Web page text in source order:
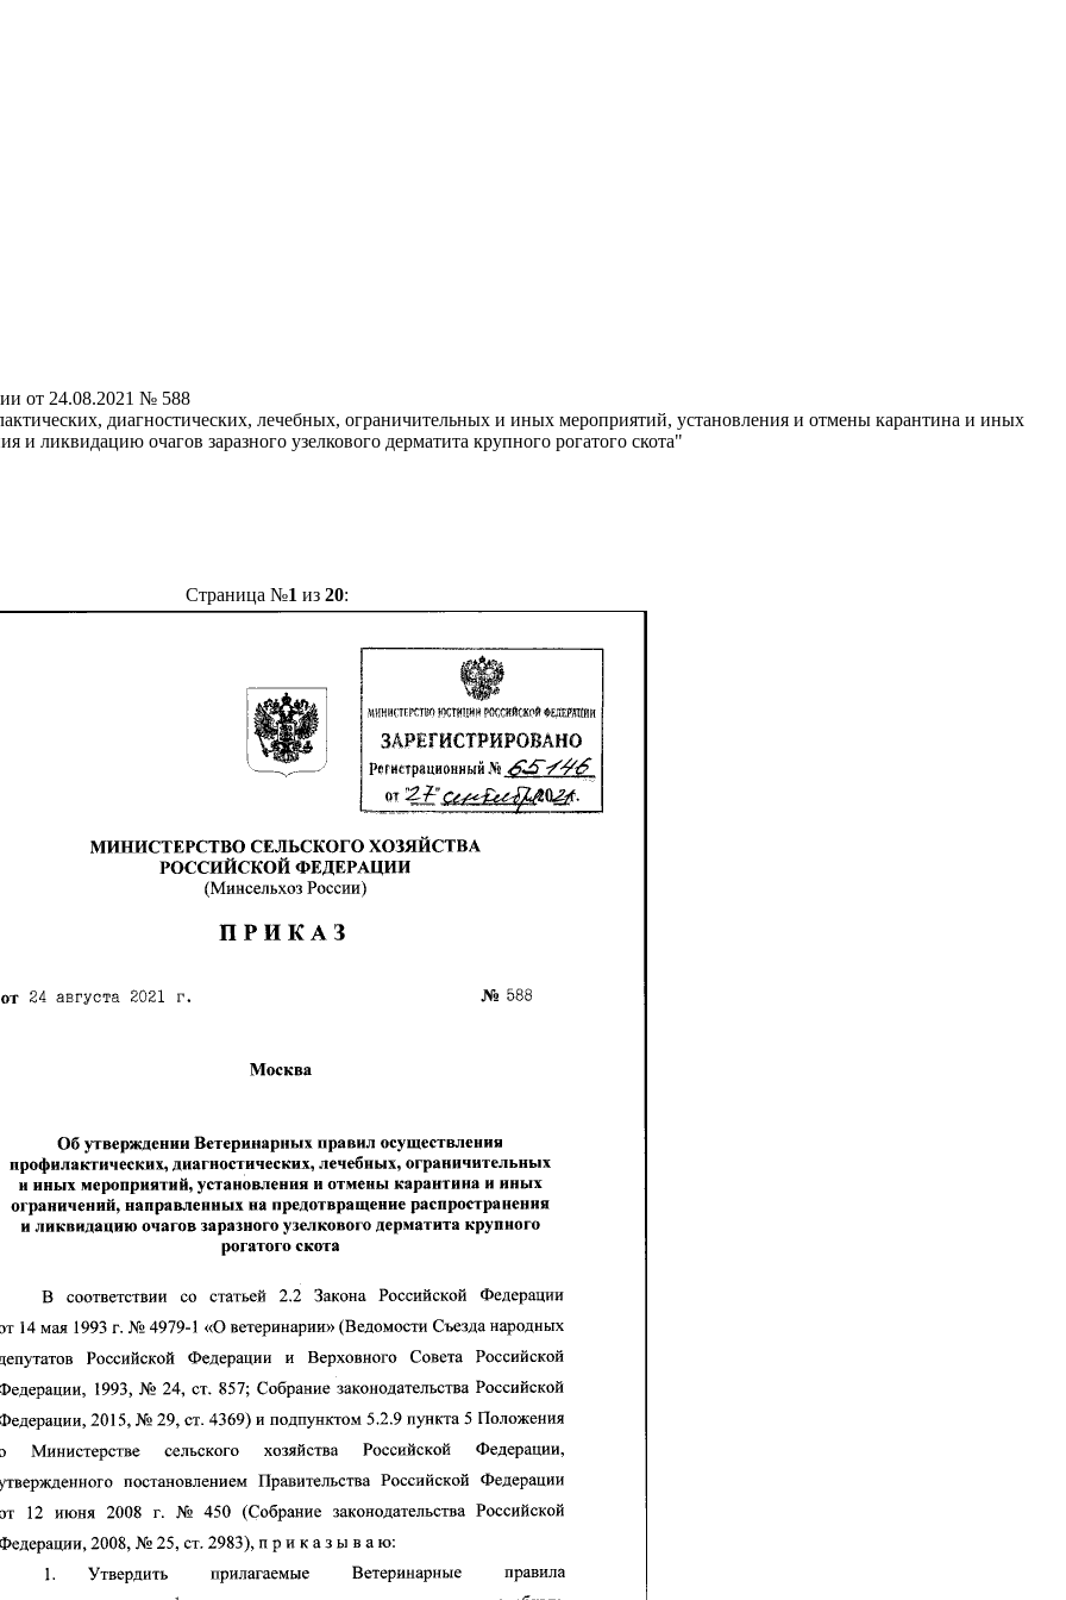
от 24.08.2021 № 588
диагностических, лечебных, ограничительных и иных мероприятий, установления и отмены карантина и иных
ликвидацию очагов заразного узелкового дерматита крупного рогатого скота"
Страница №1 из 20: